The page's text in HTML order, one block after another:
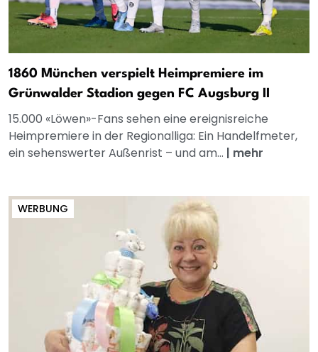
1860 München verspielt Heimpremiere im
Grünwalder Stadion gegen FC Augsburg II
15.000 «Löwen»-Fans sehen eine ereignisreiche
Heimpremiere in der Regionalliga: Ein Handelfmeter,
ein sehenswerter Außenrist – und am... | mehr
WERBUNG